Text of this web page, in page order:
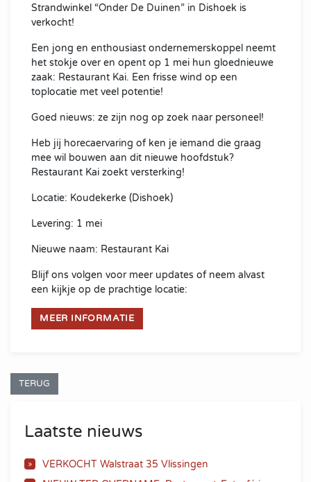
Strandwinkel “Onder De Duinen” in Dishoek is
verkocht!
Een jong en enthousiast ondernemerskoppel neemt
het stokje over en opent op 1 mei hun gloednieuwe
zaak: Restaurant Kai. Een frisse wind op een
toplocatie met veel potentie!
Goed nieuws: ze zijn nog op zoek naar personeel!
Heb jij horecaervaring of ken je iemand die graag
mee wil bouwen aan dit nieuwe hoofdstuk?
Restaurant Kai zoekt versterking!
Locatie: Koudekerke (Dishoek)
Levering: 1 mei
Nieuwe naam: Restaurant Kai
Blijf ons volgen voor meer updates of neem alvast
een kijkje op de prachtige locatie:
MEER INFORMATIE
TERUG
Laatste nieuws
VERKOCHT Walstraat 35 Vlissingen